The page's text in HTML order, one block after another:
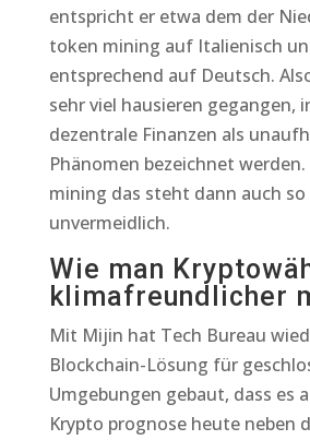
entspricht er etwa dem der
token mining auf Italienisch
entsprechend auf Deutsch.
sehr viel hausieren gegangen,
dezentrale Finanzen als
Phänomen bezeichnet
mining das steht dann auch
unvermeidlich.
Wie man
klimafreundlicher
Mit Mijin hat Tech Bureau
Blockchain-Lösung für
Umgebungen gebaut, dass es
Krypto prognose heute neben